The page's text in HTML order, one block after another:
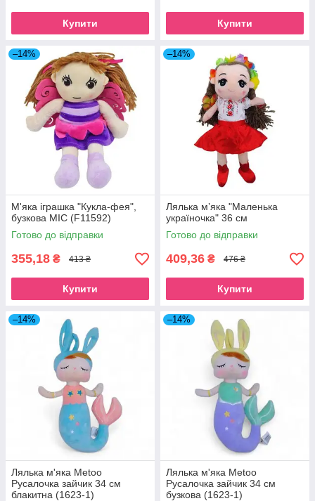
Купити Купити
–14%
М'яка іграшка "Кукла-фея",
бузкова MIC (F11592)
Готово до відправки
355,18 ₴ 413 ₴
Купити
–14%
Лялька мʼяка "Маленька
україночка" 36 см
Готово до відправки
409,36 ₴ 476 ₴
Купити
–14%
Лялька м'яка Metoo
Русалочка зайчик 34 см
блакитна (1623-1)
–14%
Лялька м'яка Metoo
Русалочка зайчик 34 см
бузкова (1623-1)